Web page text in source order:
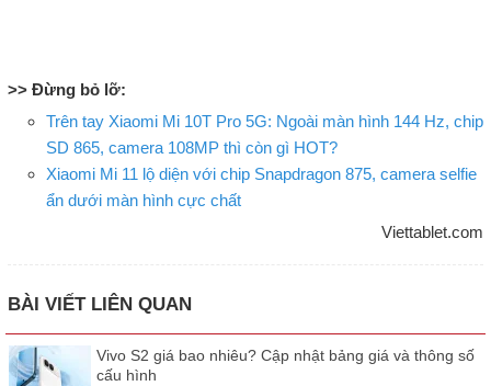
>> Đừng bỏ lỡ:
Trên tay Xiaomi Mi 10T Pro 5G: Ngoài màn hình 144 Hz, chip
SD 865, camera 108MP thì còn gì HOT?
Xiaomi Mi 11 lộ diện với chip Snapdragon 875, camera selfie
ẩn dưới màn hình cực chất
Viettablet.com
BÀI VIẾT LIÊN QUAN
Vivo S2 giá bao nhiêu? Cập nhật bảng giá và thông số
cấu hình